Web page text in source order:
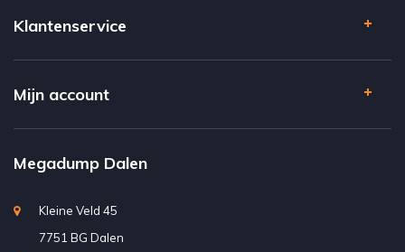
Klantenservice
Mijn account
Megadump Dalen
Kleine Veld 45
7751 BG Dalen